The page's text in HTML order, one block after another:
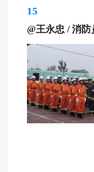
15
@王永忠 /消防